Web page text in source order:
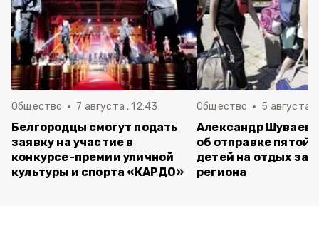
Общество 7 августа , 12:43
Белгородцы смогут подать
заявку на участие в
конкурсе-премии уличной
культуры и спорта «КАРДО»
Общество 5 августа ,
Александр Шуваев
об отправке пятой
детей на отдых за
региона